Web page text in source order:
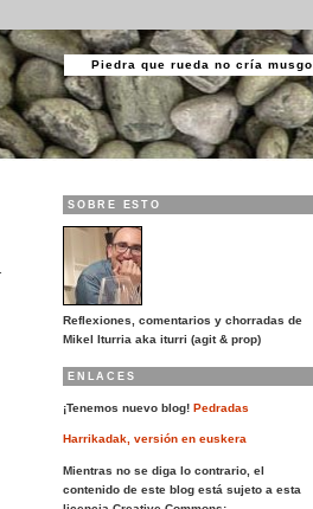
Piedra que rueda no cría musgo
SOBRE ESTO
Reflexiones, comentarios y chorradas de
Mikel Iturria aka iturri (agit & prop)
ENLACES
¡Tenemos nuevo blog! Pedradas
Harrikadak, versión en euskera
Mientras no se diga lo contrario, el
contenido de este blog está sujeto a esta